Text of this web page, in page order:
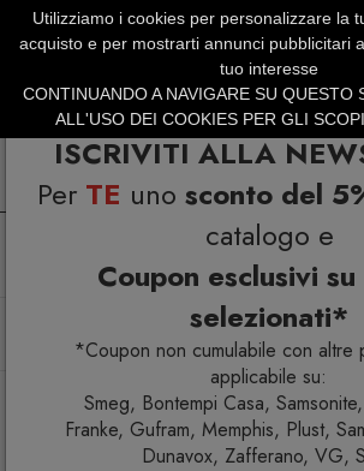
ISCRIVITI ALLA
Per TE uno sconto del
catalogo e
Coupon esclusivi
selezionati*
*Coupon non cumulabile con altre
applicabile su:
Smeg, Bontempi Casa,
Franke, Gufram, Memphis, Plust,
Dunavox, Zafferano, VG,
SERVIZIO CLIENTI
SUMMER SALES | Fino al
Arredo esterno Arredi
Bancone Frozen V1
Utilizziamo i cookies per personalizzare la
acquisto e per mostrarti annunci pubblicitari
tuo interesse
CONTINUANDO A NAVIGARE SU QUESTO
ALL'USO DEI COOKIES PER GLI